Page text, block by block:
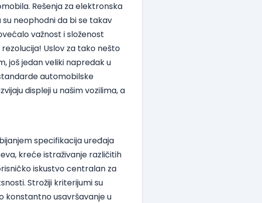
Rešenja za elektronska
neophodni da bi se takav
važnost i složenost
Uslov za tako nešto
još jedan veliki napredak u
automobilske
displeji u našim vozilima, a
specifikacija uređaja
kreće istraživanje različitih
iskustvo centralan za
Strožiji kriterijumi su
konstantno usavršavanje u